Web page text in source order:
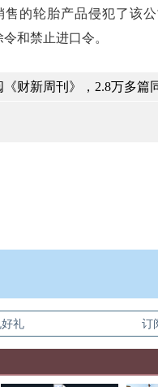
的轮胎产品侵犯了该
和禁止进口令。
《财新周刊》，2.8万多篇
钮，提交相关信息。经确认即可刊
礼 订